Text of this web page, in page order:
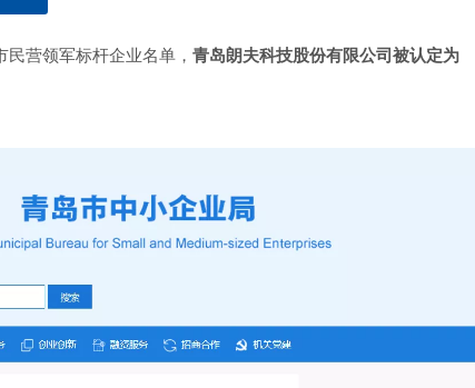
营领军标杆企业名单， 青岛朗夫科技股份有限公司被认定为